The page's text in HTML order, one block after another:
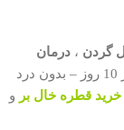
گردن ، درمان
، درمان دانه چربی در کمتر از 10 روز – بدون درد
خرید قطره خال بر و